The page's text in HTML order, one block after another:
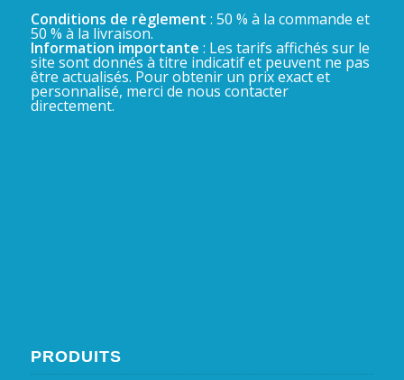
Conditions de règlement : 50 % à la commande et
50 % à la livraison.
Information importante : Les tarifs affichés sur le
site sont donnés à titre indicatif et peuvent ne pas
être actualisés. Pour obtenir un prix exact et
personnalisé, merci de nous contacter
directement.
PRODUITS